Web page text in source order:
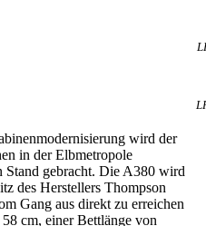
wird der
in der Elbmetropole
Stand gebracht. Die A380 wird
des Herstellers Thompson
Gang aus direkt zu erreichen
cm, einer Bettlänge von